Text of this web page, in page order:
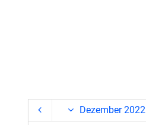
Dezember 2022